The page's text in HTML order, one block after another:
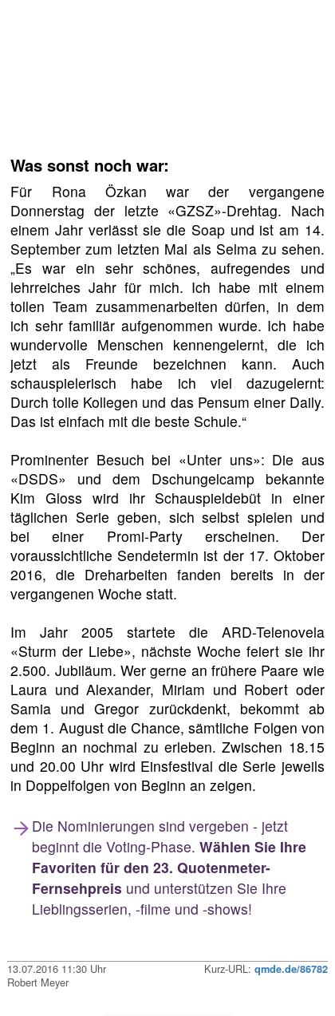
Was sonst noch war:
Für Rona Özkan war der vergangene
Donnerstag der letzte «GZSZ»-Drehtag. Nach
einem Jahr verlässt sie die Soap und ist am 14.
September zum letzten Mal als Selma zu sehen.
„Es war ein sehr schönes, aufregendes und
lehrreiches Jahr für mich. Ich habe mit einem
tollen Team zusammenarbeiten dürfen, in dem
ich sehr familiär aufgenommen wurde. Ich habe
wundervolle Menschen kennengelernt, die ich
jetzt als Freunde bezeichnen kann. Auch
schauspielerisch habe ich viel dazugelernt:
Durch tolle Kollegen und das Pensum einer Daily.
Das ist einfach mit die beste Schule.“
Prominenter Besuch bei «Unter uns»: Die aus
«DSDS» und dem Dschungelcamp bekannte
Kim Gloss wird ihr Schauspieldebüt in einer
täglichen Serie geben, sich selbst spielen und
bei einer Promi-Party erscheinen. Der
voraussichtliche Sendetermin ist der 17. Oktober
2016, die Dreharbeiten fanden bereits in der
vergangenen Woche statt.
Im Jahr 2005 startete die ARD-Telenovela
«Sturm der Liebe», nächste Woche feiert sie ihr
2.500. Jubiläum. Wer gerne an frühere Paare wie
Laura und Alexander, Miriam und Robert oder
Samia und Gregor zurückdenkt, bekommt ab
dem 1. August die Chance, sämtliche Folgen von
Beginn an nochmal zu erleben. Zwischen 18.15
und 20.00 Uhr wird Einsfestival die Serie jeweils
in Doppelfolgen von Beginn an zeigen.
Die Nominierungen sind vergeben - jetzt
beginnt die Voting-Phase. Wählen Sie Ihre
Favoriten für den 23. Quotenmeter-
Fernsehpreis und unterstützen Sie Ihre
Lieblingsserien, -filme und -shows!
13.07.2016 11:30 Uhr Kurz-URL: qmde.de/86782
Robert Meyer